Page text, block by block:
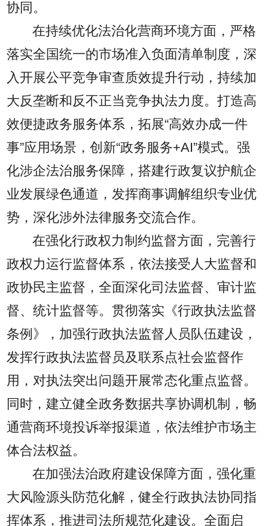
协同。
在持续优化法治化营商环境方面，严格
落实全国统一的市场准入负面清单制度，深
入开展公平竞争审查质效提升行动，持续加
大反垄断和反不正当竞争执法力度。打造高
效便捷政务服务体系，拓展“高效办成一件
事”应用场景，创新“政务服务+AI”模式。强
化涉企法治服务保障，搭建行政复议护航企
业发展绿色通道，发挥商事调解组织专业优
势，深化涉外法律服务交流合作。
在强化行政权力制约监督方面，完善行
政权力运行监督体系，依法接受人大监督和
政协民主监督，全面深化司法监督、审计监
督、统计监督等。贯彻落实《行政执法监督
条例》，加强行政执法监督人员队伍建设，
发挥行政执法监督员及联系点社会监督作
用，对执法突出问题开展常态化重点监督。
同时，建立健全政务数据共享协调机制，畅
通营商环境投诉举报渠道，依法维护市场主
体合法权益。
在加强法治政府建设保障方面，强化重
大风险源头防范化解，健全行政执法协同指
挥体系，推进司法所规范化建设。全面启